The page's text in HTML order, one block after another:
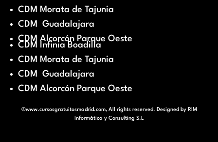
CDM Morata de Tajunia
CDM Guadalajara
CDM Alcorcón Parque Oeste
CDM Infinia Boadilla
CDM Morata de Tajunia
CDM Guadalajara
CDM Alcorcón Parque Oeste
©www.cursosgratuitosmadrid.com, All rights reserved. Designed by RIM
Informática y Consulting S.L